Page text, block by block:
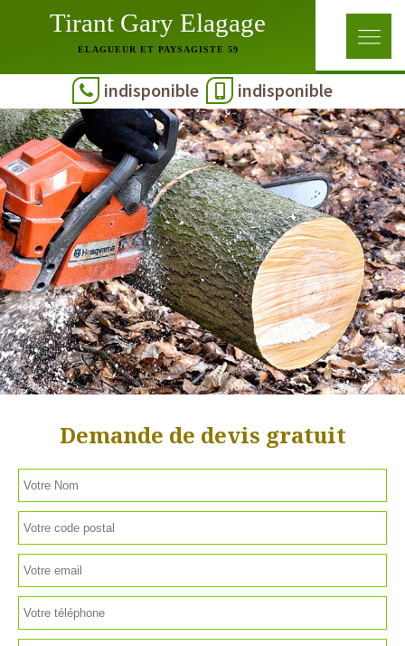
Tirant Gary Elagage
ELAGUEUR ET PAYSAGISTE 59
indisponible indisponible
Demande de devis gratuit